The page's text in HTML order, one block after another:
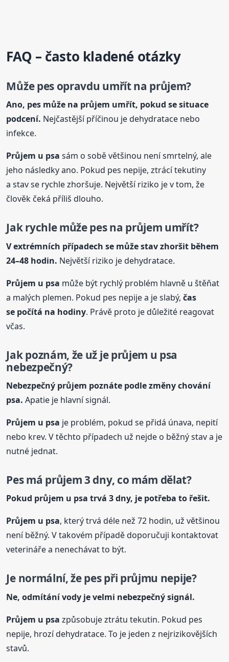
FAQ – často kladené otázky
Může pes opravdu umřít na průjem?
Ano, pes může na průjem umřít, pokud se situace
podcení. Nejčastější příčinou je dehydratace nebo
infekce.
Průjem u psa sám o sobě většinou není smrtelný, ale
jeho následky ano. Pokud pes nepije, ztrácí tekutiny
a stav se rychle zhoršuje. Největší riziko je v tom, že
člověk čeká příliš dlouho.
Jak rychle může pes na průjem umřít?
V extrémních případech se může stav zhoršit během
24–48 hodin. Největší riziko je dehydratace.
Průjem u psa může být rychlý problém hlavně u štěňat
a malých plemen. Pokud pes nepije a je slabý,čas
se počítá na hodiny. Právě proto je důležité reagovat
včas.
Jak poznám, že už je průjem u psa
nebezpečný?
Nebezpečný průjem poznáte podle změny chování
psa. Apatie je hlavní signál.
Průjem u psa je problém, pokud se přidá únava, nepití
nebo krev. V těchto případech už nejde o běžný stav a je
nutné jednat.
Pes má průjem 3 dny, co mám dělat?
Pokud průjem u psa trvá 3 dny, je potřeba to řešit.
Průjem u psa, který trvá déle než 72 hodin, už většinou
není běžný. V takovém případě doporučuji kontaktovat
veterináře a nenechávat to být.
Je normální, že pes při průjmu nepije?
Ne, odmítání vody je velmi nebezpečný signál.
Průjem u psa způsobuje ztrátu tekutin. Pokud pes
nepije, hrozí dehydratace. To je jeden z nejrizikovějších
stavů.